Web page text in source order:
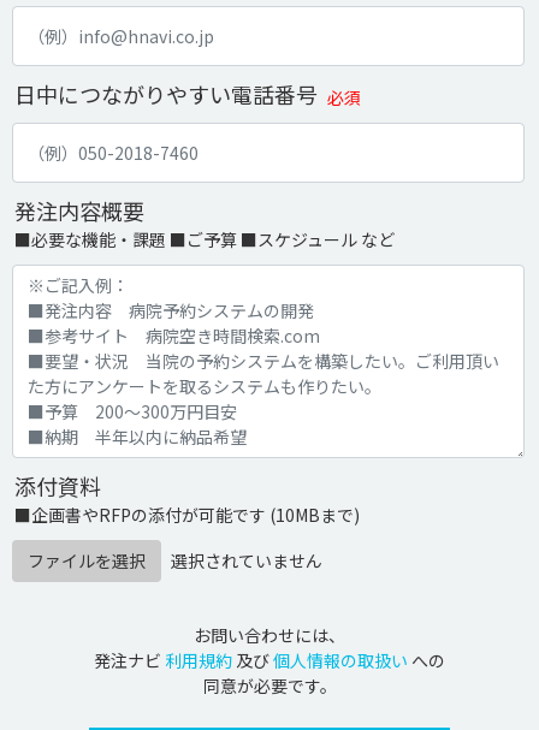
日中につながりやすい電話番号 必須
発注内容概要
■必要な機能・課題 ■ご予算 ■スケジュール など
添付資料
■企画書やRFPの添付が可能です (10MBまで)
ファイルを選択
選択されていません
お問い合わせには、
発注ナビ 利用規約 及び個人情報の取扱い への
同意が必要です。